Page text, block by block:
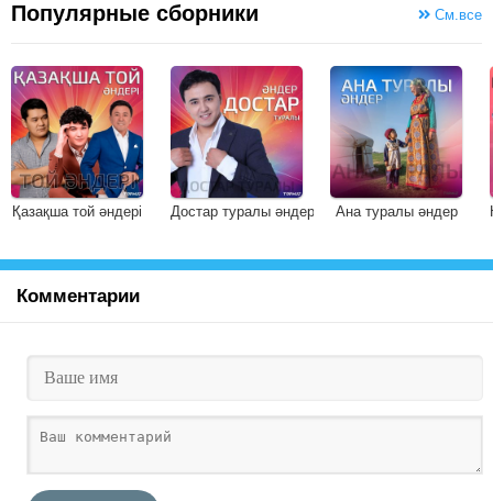
Популярные сборники См.все
Қазақша той әндері Достар туралы әндер Ана туралы әндер
Комментарии